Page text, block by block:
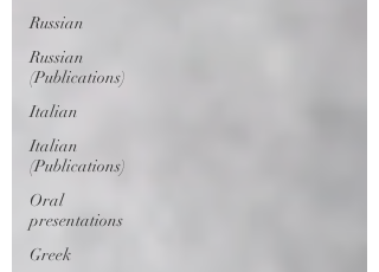
Russian
Russian
(Publications)
Italian
Italian
(Publications)
Oral
presentations
Greek